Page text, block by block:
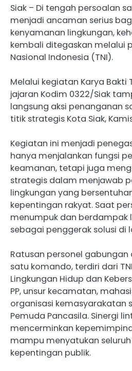
Siak – Di tengah persoalan
menjadi ancaman serius
kenyamanan lingkungan,
kembali ditegaskan melalui
Nasional Indonesia (TNI).
Melalui kegiatan Karya Bakti
jajaran Kodim 0322/Siak
langsung aksi penanganan
titik strategis Kota Siak,
Kegiatan ini menjadi
hanya menjalankan fungsi
keamanan, tetapi juga
strategis dalam menjawab
lingkungan yang
kepentingan rakyat. Saat
menumpuk dan berdampak
sebagai penggerak solusi di
Ratusan personel
satu komando, terdiri dari TNI
Lingkungan Hidup dan
PP, unsur kecamatan,
organisasi kemasyarakatan
Pemuda Pancasila. Sinergi
mencerminkan
mampu menyatukan
kepentingan publik.